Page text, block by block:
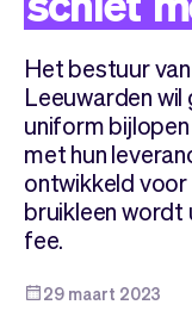
Embed Vev
Verkopen
Tickets
Lessen
Marketing
Het bestuur van
Leeuwarden wil
uniform
met hun
ontwikkeld voor
bruikleen wordt
fee.
29 maart 2023